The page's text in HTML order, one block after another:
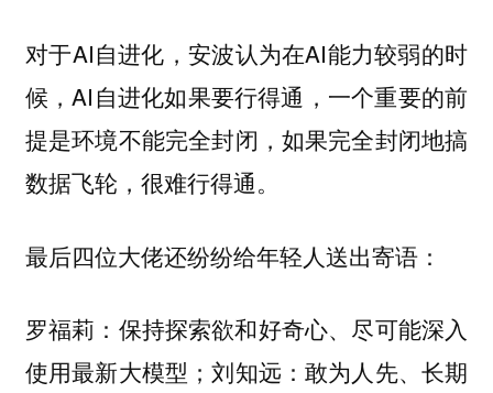
对于AI自进化，安波认为在AI能力较弱的时
候，AI自进化如果要行得通，一个重要的前
提是环境不能完全封闭 ，如果完全封闭地搞
数据飞轮，很难行得通。
最后四位大佬还纷纷给年轻人送出寄语：
罗福莉：保持探索欲和好奇心、尽可能深入
使用最新大模型；刘知远：敢为人先、长期